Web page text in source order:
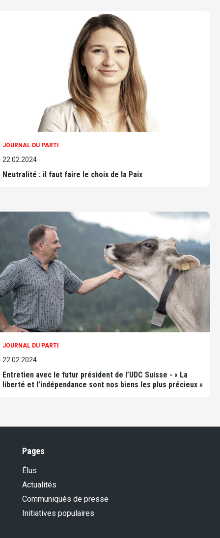
JOURNAL DU PARTI
22.02.2024
Neutralité : il faut faire le choix de la Paix
JOURNAL DU PARTI
22.02.2024
Entretien avec le futur président de l’UDC Suisse - « La
liberté et l’indépendance sont nos biens les plus précieux »
Pages
Élus
Actualités
Communiqués de presse
Initiatives populaires